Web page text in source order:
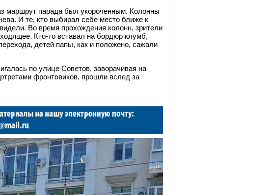
маршрут парада был укороченным. Колонны
И те, кто выбирал себе место ближе к
Во время прохождения колонн, зрители
Кто-то вставал на бордюр клумб,
детей папы, как и положено, сажали
по улице Советов, заворачивая на
фронтовиков, прошли вслед за